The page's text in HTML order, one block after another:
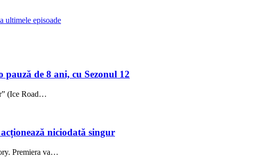
ultimele episoade
de 8 ani, cu Sezonul 12
(Ice Road…
niciodată singur
Premiera va…